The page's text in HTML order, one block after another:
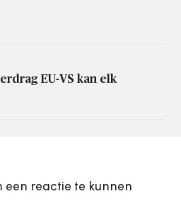
EU-VS kan elk
een reactie te kunnen